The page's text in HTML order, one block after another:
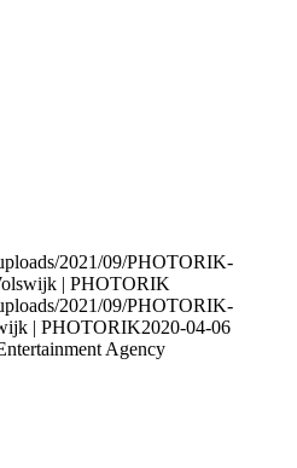
2021/09/PHOTORIK-
| PHOTORIK
2021/09/PHOTORIK-
| PHOTORIK2020-04-06
Agency